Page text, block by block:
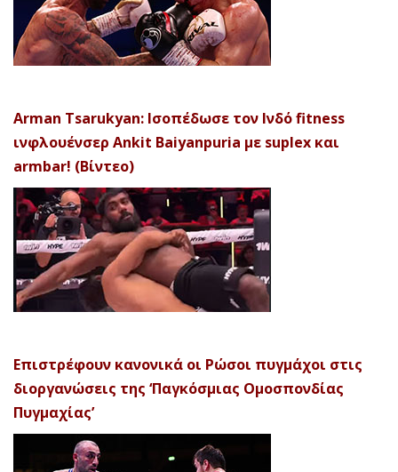
Arman Tsarukyan: Ισοπέδωσε τον Ινδό fitness
ινφλουένσερ Ankit Baiyanpuria με suplex και
armbar! (Βίντεο)
Επιστρέφουν κανονικά οι Ρώσοι πυγμάχοι στις
διοργανώσεις της ‘Παγκόσμιας Ομοσπονδίας
Πυγμαχίας’